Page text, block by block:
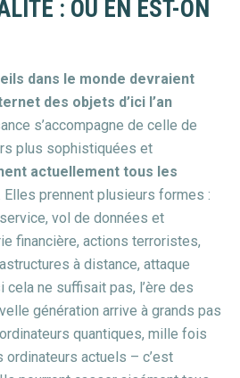
: OÙ EN EST-ON
dans le monde devraient
des objets d’ici l’an
s’accompagne de celle de
plus sophistiquées et
actuellement tous les
Elles prennent plusieurs formes :
vol de données et
financière, actions terroristes,
à distance, attaque
ne suffisait pas, l’ère des
génération arrive à grands pas
quantiques, mille fois
actuels – c’est